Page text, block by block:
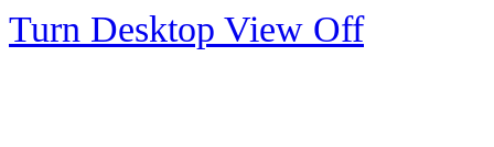
Turn Desktop View Off